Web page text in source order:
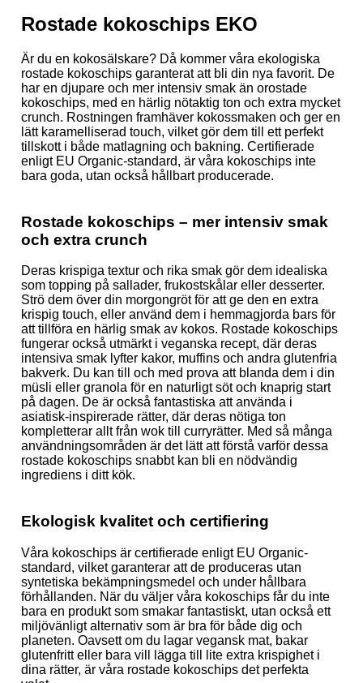
Rostade kokoschips EKO
Är du en kokosälskare? Då kommer våra ekologiska
rostade kokoschips garanterat att bli din nya favorit. De
har en djupare och mer intensiv smak än orostade
kokoschips, med en härlig nötaktig ton och extra mycket
crunch. Rostningen framhäver kokossmaken och ger en
lätt karamelliserad touch, vilket gör dem till ett perfekt
tillskott i både matlagning och bakning. Certifierade
enligt EU Organic-standard, är våra kokoschips inte
bara goda, utan också hållbart producerade.
Rostade kokoschips – mer intensiv smak
och extra crunch
Deras krispiga textur och rika smak gör dem idealiska
som topping på sallader, frukostskålar eller desserter.
Strö dem över din morgongröt för att ge den en extra
krispig touch, eller använd dem i hemmagjorda bars för
att tillföra en härlig smak av kokos. Rostade kokoschips
fungerar också utmärkt i veganska recept, där deras
intensiva smak lyfter kakor, muffins och andra glutenfria
bakverk. Du kan till och med prova att blanda dem i din
müsli eller granola för en naturligt söt och knaprig start
på dagen. De är också fantastiska att använda i
asiatisk-inspirerade rätter, där deras nötiga ton
kompletterar allt från wok till curryrätter. Med så många
användningsområden är det lätt att förstå varför dessa
rostade kokoschips snabbt kan bli en nödvändig
ingrediens i ditt kök.
Ekologisk kvalitet och certifiering
Våra kokoschips är certifierade enligt EU Organic-
standard, vilket garanterar att de produceras utan
syntetiska bekämpningsmedel och under hållbara
förhållanden. När du väljer våra kokoschips får du inte
bara en produkt som smakar fantastiskt, utan också ett
miljövänligt alternativ som är bra för både dig och
planeten. Oavsett om du lagar vegansk mat, bakar
glutenfritt eller bara vill lägga till lite extra krispighet i
dina rätter, är våra rostade kokoschips det perfekta